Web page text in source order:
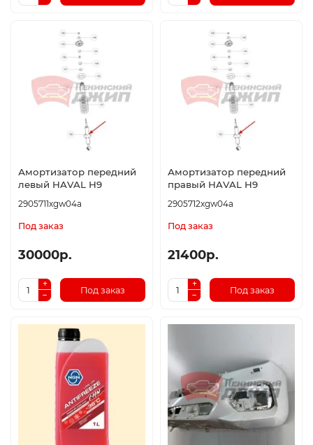
Амортизатор передний
левый HAVAL H9
2905711xgw04a
Под заказ
30000р.
Под заказ
Амортизатор передний
правый HAVAL H9
2905712xgw04a
Под заказ
21400р.
Под заказ